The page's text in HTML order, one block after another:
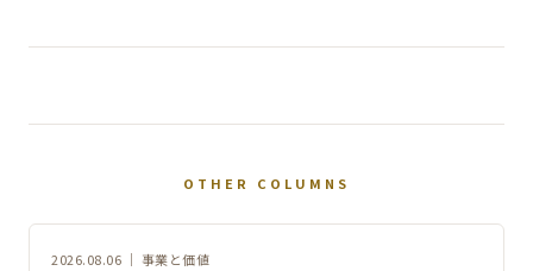
OTHER COLUMNS
2026.08.06 ｜ 事業と価値